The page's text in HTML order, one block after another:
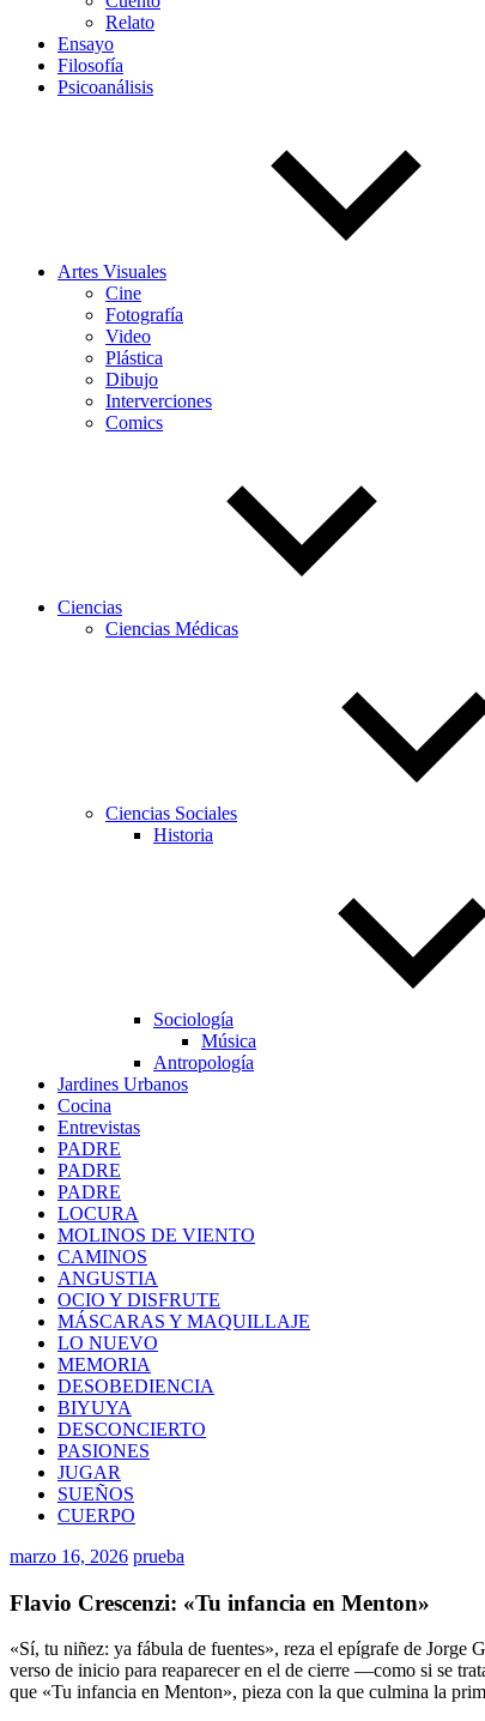
Relato
Ensayo
Filosofía
Psicoanálisis
Artes Visuales
Cine
Fotografía
Video
Plástica
Dibujo
Interverciones
Comics
Ciencias
Ciencias Médicas
Ciencias Sociales
Historia
Sociología
Música
Antropología
Jardines Urbanos
Cocina
Entrevistas
PADRE
PADRE
PADRE
LOCURA
MOLINOS DE VIENTO
CAMINOS
ANGUSTIA
OCIO Y DISFRUTE
MÁSCARAS Y MAQUILLAJE
LO NUEVO
MEMORIA
DESOBEDIENCIA
BIYUYA
DESCONCIERTO
PASIONES
JUGAR
SUEÑOS
CUERPO
marzo 16, 2026 prueba
Flavio Crescenzi: «Tu infancia en Menton»
«Sí, tu niñez: ya fábula de fuentes», reza el epígrafe de Jorge
verso de inicio para reaparecer en el de cierre —como si se
que «Tu infancia en Menton», pieza con la que culmina la